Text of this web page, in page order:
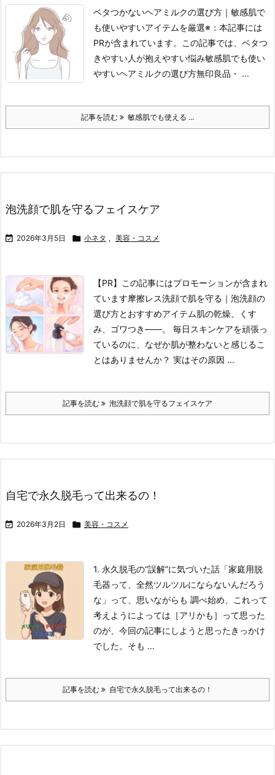
ベタつかないヘアミルクの選び方｜敏感肌で
も使いやすいアイテムを厳選※：本記事には
PRが含まれています。
この記事では、 ベタつ
きやすい人が抱えやすい悩み敏感肌でも使い
やすいヘアミルクの選び方無印良品・ ...
記事を読む 敏感肌でも使える ...
泡洗顔で肌を守るフェイスケア
 2026年3月5日  小ネタ , 美容・コスメ
【PR】この記事にはプロモーションが含まれ
ています摩擦レス洗顔で肌を守る｜泡洗顔の
選び方とおすすめアイテム肌の乾燥、くす
み、ゴワつき——。 毎日スキンケアを頑張っ
ているのに、なぜか肌が整わないと感じるこ
とはありませんか？ 実はその原因 ...
記事を読む 泡洗顔で肌を守るフェイスケア
自宅で永久脱毛って出来るの！
 2026年3月2日  美容・コスメ
1. 永久脱毛の“誤解”に気づいた話 「家庭用脱
毛器って、全然ツルツルにならないんだろう
な」って、思いながらも 調べ始め、これって
考えようによっては［アリかも］って思った
のが、今回の記事にしようと思ったきっかけ
でした。 そも ...
記事を読む 自宅で永久脱毛って出来るの！